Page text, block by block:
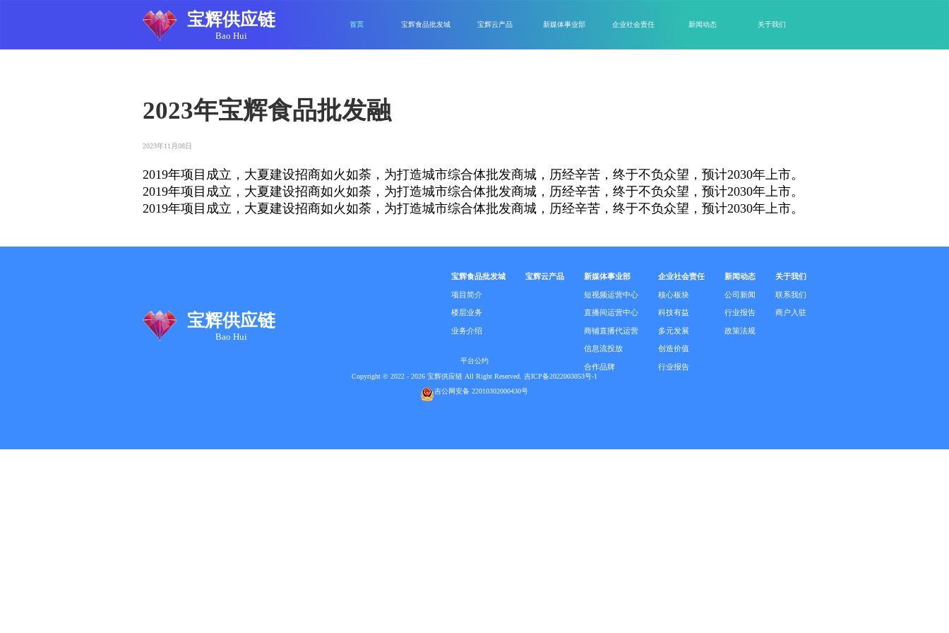
宝辉供应链
Bao Hui
首页 宝辉食品批发城 宝辉云产品 新媒体事业部 企业社会责任 新闻动态 关于我们
2023年宝辉食品批发融
2023年11月08日
2019年项目成立，大夏建设招商如火如荼，为打造城市综合体批发商城，历经辛苦，终于不负众望，预计2030年上市。
2019年项目成立，大夏建设招商如火如荼，为打造城市综合体批发商城，历经辛苦，终于不负众望，预计2030年上市。
2019年项目成立，大夏建设招商如火如荼，为打造城市综合体批发商城，历经辛苦，终于不负众望，预计2030年上市。
宝辉供应链
Bao Hui
宝辉食品批发城
项目简介
楼层业务
业务介绍
宝辉云产品 新媒体事业部
短视频运营中心
直播间运营中心
商铺直播代运营
信息流投放
合作品牌
企业社会责任
核心板块
科技有益
多元发展
创造价值
行业报告
新闻动态
公司新闻
行业报告
政策法规
关于我们
联系我们
商户入驻
平台公约
Copyright © 2022 - 2026 宝辉供应链 All Right Reserved. 吉ICP备2022003053号-1
吉公网安备 22010302000430号